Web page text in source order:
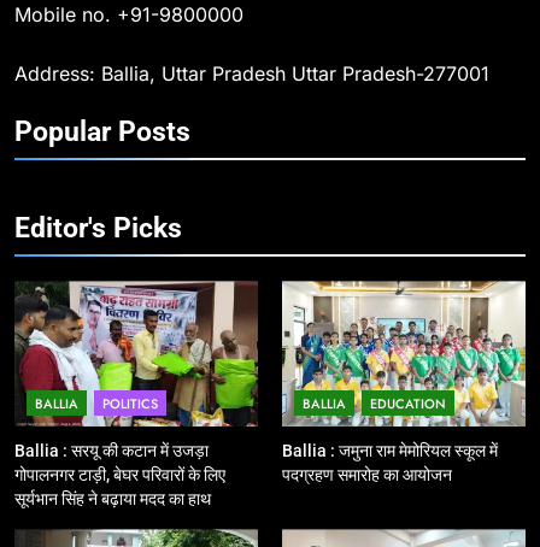
अधीक्षक ओमवीर सिंह ने दिलाई शपथ, दी
और कानपुर के लिए बस सेवाओं का
11
बिहार विस चुनाव : सभी 90 हजार 712
बूथों से लाइव वेब कास्टिंग की तैयारी
NATIONAL POLITICS
12
Ballia : बलिया रेलवे स्टेशन का अपर
महाप्रबंधक ने किया निरीक्षण
BALLIA
Mobile no. +91-9800000
Address: Ballia, Uttar Pradesh Uttar Pradesh-277001
Popular Posts
Editor's Picks
BALLIA POLITICS
Ballia : सरयू की कटान में उजड़ा
गोपालनगर टाड़ी, बेघर परिवारों के लिए
सूर्यभान सिंह ने बढ़ाया मदद का हाथ
BALLIA EDUCATION
Ballia : जमुना राम मेमोरियल स्कूल में
पदग्रहण समारोह का आयोजन